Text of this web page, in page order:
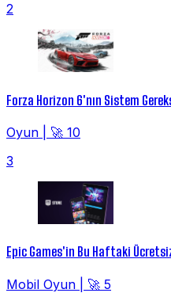
2
Forza Horizon 6'nın Sistem
Oyun
🚀 10
3
Epic Games'in Bu Haftaki
Mobil Oyun
🚀 5